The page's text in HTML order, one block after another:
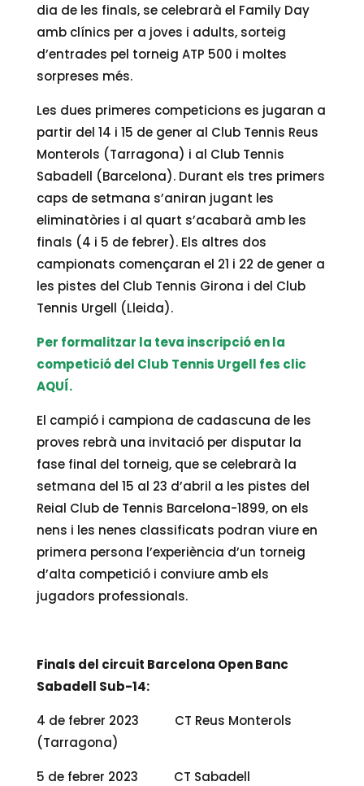
dia de les finals, se celebrarà el Family Day
amb clínics per a joves i adults, sorteig
d’entrades pel torneig ATP 500 i moltes
sorpreses més.
Les dues primeres competicions es jugaran a
partir del 14 i 15 de gener al Club Tennis Reus
Monterols (Tarragona) i al Club Tennis
Sabadell (Barcelona). Durant els tres primers
caps de setmana s’aniran jugant les
eliminatòries i al quart s’acabarà amb les
finals (4 i 5 de febrer). Els altres dos
campionats començaran el 21 i 22 de gener a
les pistes del Club Tennis Girona i del Club
Tennis Urgell (Lleida).
Per formalitzar la teva inscripció en la
competició del Club Tennis Urgell fes clic
AQUÍ.
El campió i campiona de cadascuna de les
proves rebrà una invitació per disputar la
fase final del torneig, que se celebrarà la
setmana del 15 al 23 d’abril a les pistes del
Reial Club de Tennis Barcelona-1899, on els
nens i les nenes classificats podran viure en
primera persona l’experiència d’un torneig
d’alta competició i conviure amb els
jugadors professionals.
Finals del circuit Barcelona Open Banc
Sabadell Sub-14:
4 de febrer 2023 CT Reus Monterols
(Tarragona)
5 de febrer 2023 CT Sabadell